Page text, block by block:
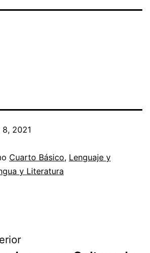
8, 2021
Cuarto Básico, Lenguaje y
y Literatura